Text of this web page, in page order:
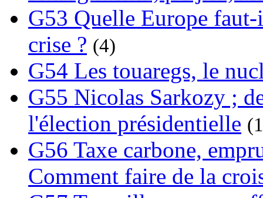
G53 Quelle Europe
crise ? (4)
G54 Les touaregs, le
G55 Nicolas Sarkozy ;
l'élection présidentielle
G56 Taxe carbone,
Comment faire de la